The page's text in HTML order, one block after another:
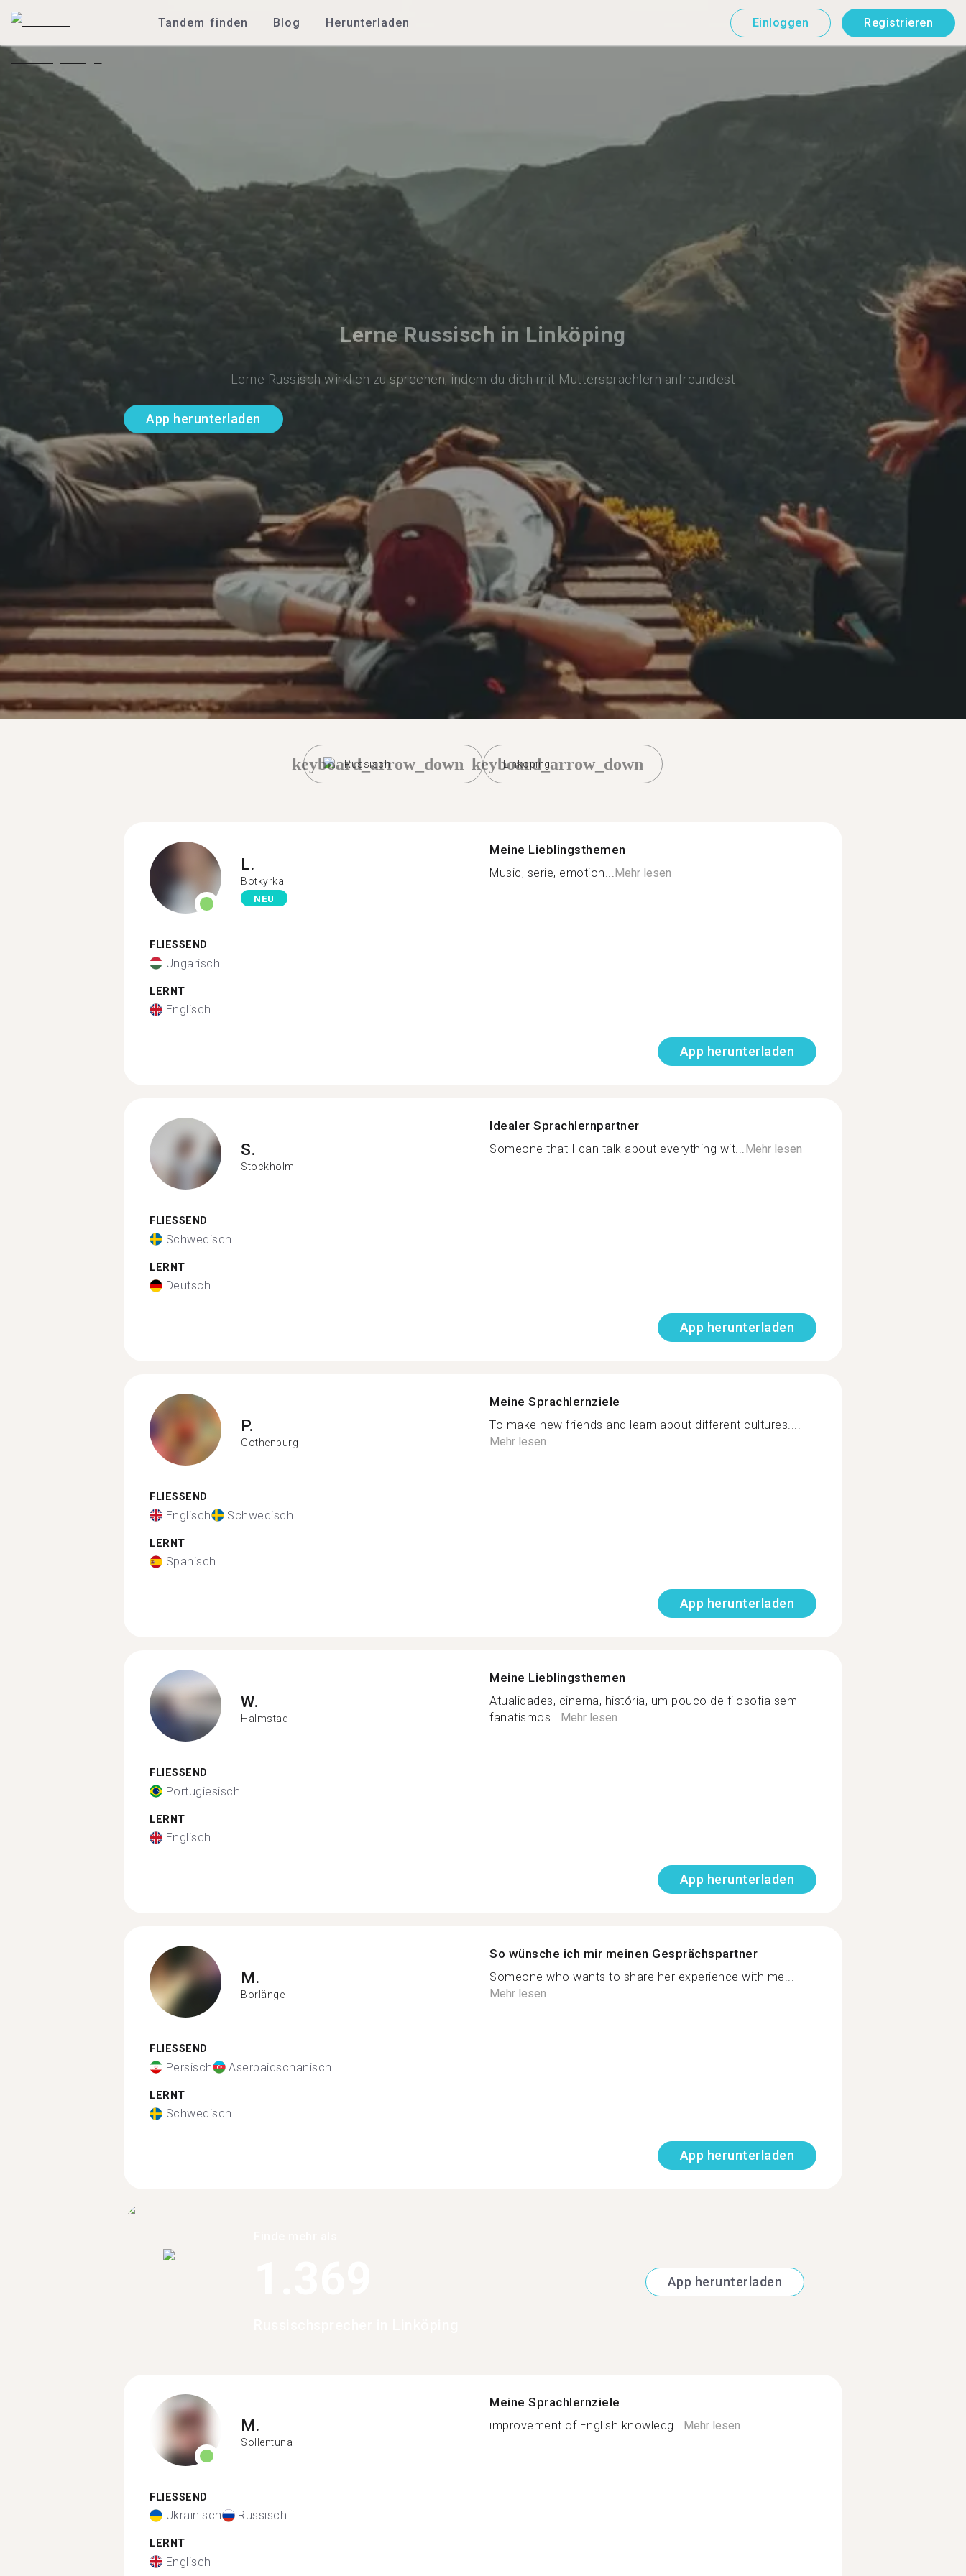
Tandem finden Blog Herunterladen Einloggen Registrieren
Lerne Russisch in Linköping
Lerne Russisch wirklich zu sprechen, indem du dich mit Muttersprachlern anfreundest
App herunterladen
Russisch
keyboard_arrow_down Linköping
keyboard_arrow_down
L.
Botkyrka
NEU
FLIESSEND
Ungarisch
LERNT
Englisch
Meine Lieblingsthemen
Music, serie, emotion...Mehr lesen
App herunterladen
S.
Stockholm
FLIESSEND
Schwedisch
LERNT
Deutsch
Idealer Sprachlernpartner
Someone that I can talk about everything wit...Mehr lesen
App herunterladen
P.
Gothenburg
FLIESSEND
Englisch Schwedisch
LERNT
Spanisch
Meine Sprachlernziele
To make new friends and learn about different cultures....
Mehr lesen
App herunterladen
W.
Halmstad
FLIESSEND
Portugiesisch
LERNT
Englisch
Meine Lieblingsthemen
Atualidades, cinema, história, um pouco de filosofia sem
fanatismos...Mehr lesen
App herunterladen
M.
Borlänge
FLIESSEND
Persisch Aserbaidschanisch
LERNT
Schwedisch
So wünsche ich mir meinen Gesprächspartner
Someone who wants to share her experience with me...
Mehr lesen
App herunterladen
App herunterladen
M.
Sollentuna
FLIESSEND
Ukrainisch Russisch
LERNT
Englisch
Meine Sprachlernziele
improvement of English knowledg... Mehr lesen